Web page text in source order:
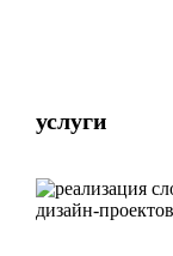
услуги